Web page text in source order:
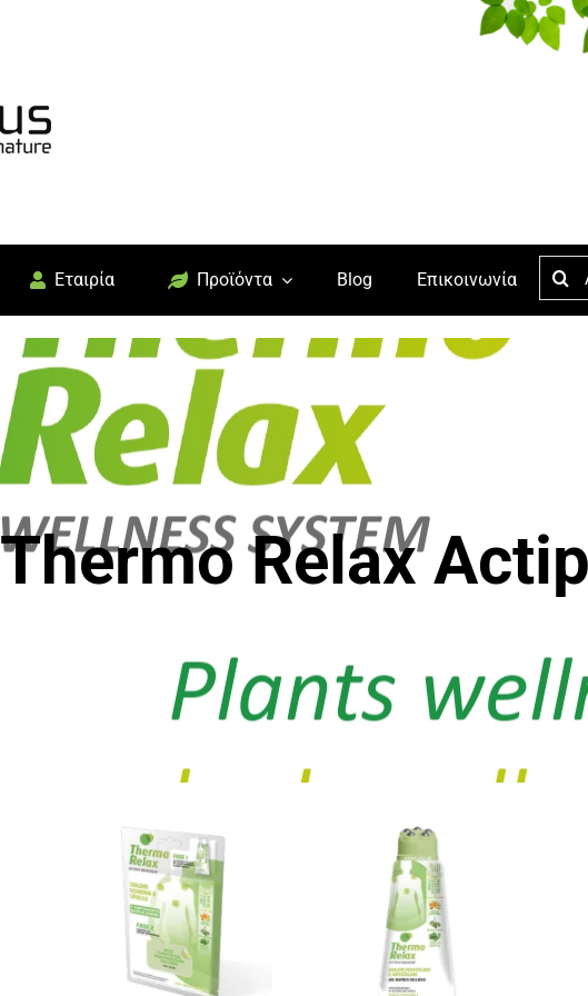
Εταιρία Προϊόντα Blog Επικοινωνία
for:
Thermo Relax